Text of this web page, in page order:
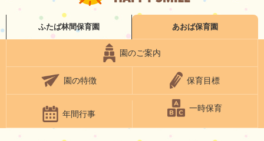
ふたば林間保育園 あおば保育園
園のご案内
園の特徴 保育目標
年間行事
一時保育